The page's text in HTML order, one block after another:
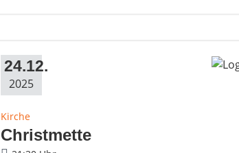
24.12.
2025
Kirche
Christmette